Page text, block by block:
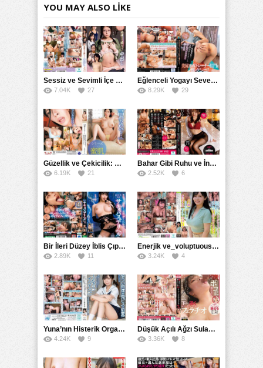
YOU MAY ALSO LIKE
Sessiz ve Sevimli İçe Dönükler İçin Kremalı Pastalar: 后藤えmi ve KTRA’nın Özel Tarifesi
7.04K 27
Eğlenceli Yogayı Seven Bir Kadınla Seks Deneyimi
8.29K 29
Güzellik ve Çekicilik: Bir İşyeri Kadininin Hikayesi
6.19K 21
Bahar Gibi Ruhu ve İncelikle Doldurmak
2.52K 6
Bir İleri Düzey İblis Çıplak Teslimat Görevlisi, İnce Bedeni ve Şeytani Becerileriyle Sizi Sürekli BoşaltacakMDBK
2.89K 11
Enerjik ve_voluptuous Üniversite Kızının H Kupa Büyüklüğündeki Göğüsleri ve Çılgın Orgazmı
3.24K 4
Yuna’nın Histerik Orgazmı: Genç Kızın Savage Hareketlerle Ulaştığı Şiddetli Coşkuları
4.24K 9
Düşük Açılı Ağzı Sulama Teknikleri ve AGMX İlişkisi
3.36K 8